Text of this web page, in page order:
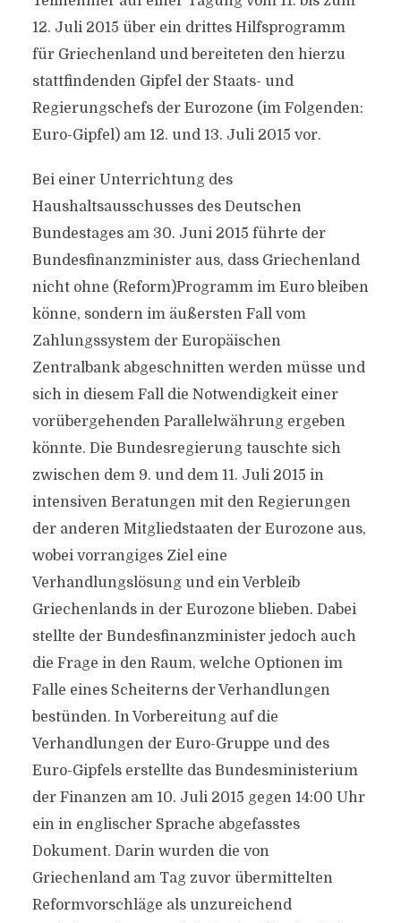
12. Juli 2015 über ein drittes Hilfsprogramm
für Griechenland und bereiteten den hierzu
stattfindenden Gipfel der Staats- und
Regierungschefs der Eurozone (im Folgenden:
Euro-Gipfel) am 12. und 13. Juli 2015 vor.
Bei einer Unterrichtung des
Haushaltsausschusses des Deutschen
Bundestages am 30. Juni 2015 führte der
Bundesfinanzminister aus, dass Griechenland
nicht ohne (Reform)Programm im Euro bleiben
könne, sondern im äußersten Fall vom
Zahlungssystem der Europäischen
Zentralbank abgeschnitten werden müsse und
sich in diesem Fall die Notwendigkeit einer
vorübergehenden Parallelwährung ergeben
könnte. Die Bundesregierung tauschte sich
zwischen dem 9. und dem 11. Juli 2015 in
intensiven Beratungen mit den Regierungen
der anderen Mitgliedstaaten der Eurozone aus,
wobei vorrangiges Ziel eine
Verhandlungslösung und ein Verbleib
Griechenlands in der Eurozone blieben. Dabei
stellte der Bundesfinanzminister jedoch auch
die Frage in den Raum, welche Optionen im
Falle eines Scheiterns der Verhandlungen
bestünden. In Vorbereitung auf die
Verhandlungen der Euro-Gruppe und des
Euro-Gipfels erstellte das Bundesministerium
der Finanzen am 10. Juli 2015 gegen 14:00 Uhr
ein in englischer Sprache abgefasstes
Dokument. Darin wurden die von
Griechenland am Tag zuvor übermittelten
Reformvorschläge als unzureichend